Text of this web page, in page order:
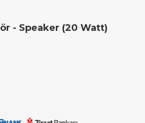
- Speaker (20 Watt)